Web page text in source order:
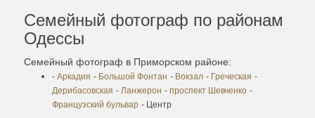
Семейный фотограф по районам
Одессы
Семейный фотограф в Приморском районе:
- Аркадия - Большой Фонтан - Вокзал - Греческая -
Дерибасовская - Ланжерон - проспект Шевченко -
Французский бульвар - Центр